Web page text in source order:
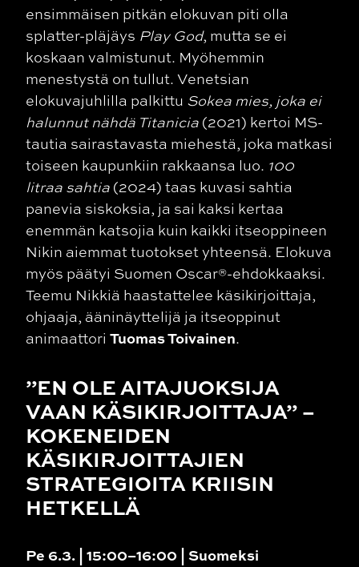
ensimmäisen pitkän elokuvan piti olla
splatter-pläjäys Play God, mutta se ei
koskaan valmistunut. Myöhemmin
menestystä on tullut. Venetsian
elokuvajuhlilla palkittu Sokea mies, joka ei
halunnut nähdä Titanicia(2021) kertoi MS-
tautia sairastavasta miehestä, joka matkasi
toiseen kaupunkiin rakkaansa luo. 100
litraa sahtia(2024) taas kuvasi sahtia
panevia siskoksia, ja sai kaksi kertaa
enemmän katsojia kuin kaikki itseoppineen
Nikin aiemmat tuotokset yhteensä. Elokuva
myös päätyi Suomen Oscar®-ehdokkaaksi.
Teemu Nikkiä haastattelee käsikirjoittaja,
ohjaaja, ääninäyttelijä ja itseoppinut
animaattori Tuomas Toivainen.
”EN OLE AITAJUOKSIJA
VAAN KÄSIKIRJOITTAJA” –
KOKENEIDEN
KÄSIKIRJOITTAJIEN
STRATEGIOITA KRIISIN
HETKELLÄ
Pe 6.3. | 15:00–16:00 | Suomeksi